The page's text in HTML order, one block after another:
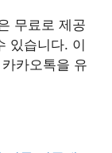
무료로 제공
있습니다. 이
카오톡을 유